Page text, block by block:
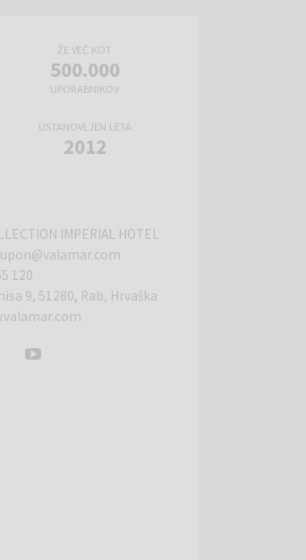
ŽE VEČ KOT
500.000
UPORABNIKOV
USTANOVLJEN LETA
2012
IMPERIAL HOTEL
120
9, 51280, Rab, Hrvaška